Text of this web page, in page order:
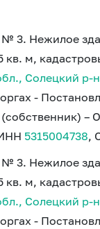
3. Нежилое
кв. м,
Солецкий р-
-
–
5315004738,
3. Нежилое
кв. м,
Солецкий р-
-